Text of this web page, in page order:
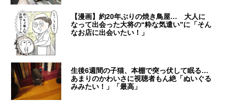
【漫画】約20年ぶりの焼き鳥屋… 大人に
なって出会った大将の“粋な気遣い”に「そん
なお店に出会いたい！」
生後6週間の子猫、本棚で突っ伏して眠る…
あまりのかわいさに視聴者もん絶「ぬいぐる
みみたい！」「最高」